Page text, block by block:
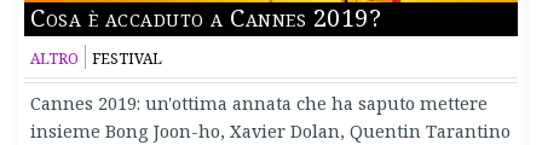
Cosa è accaduto a Cannes 2019?
ALTRO FESTIVAL
Cannes 2019: un'ottima annata che ha saputo mettere
insieme Bong Joon-ho, Xavier Dolan, Quentin Tarantino